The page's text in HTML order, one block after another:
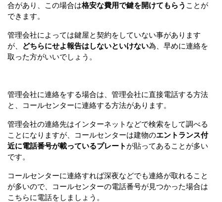
合があり、この場合は格安な費用で鍵を開けてもらう ことが
できます。
管理会社によっては鍵屋と契約をしていない事があります
が、
どちらにせよ報告はしないといけない為、早めに連絡を
取った方がいいでしょう。
管理会社に連絡をする場合は、管理会社に直接電話する方法
と、コールセンターに連絡する方法があります。
管理会社の連絡先はインターネットなどで検索をして調べる
ことになりますが、コールセンターは建物のエントランス付
近に電話番号が載っているプレート が貼ってあることが多い
です。
コールセンターに連絡すれば深夜などでも連絡が取れること
が多いので、コールセンターの電話番号が見つかった場合は
こちらに電話をしましょう。